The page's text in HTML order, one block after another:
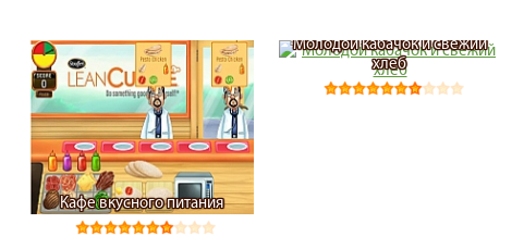
Кафе вкусного питания
Молодой кабачок и свежий
хлеб